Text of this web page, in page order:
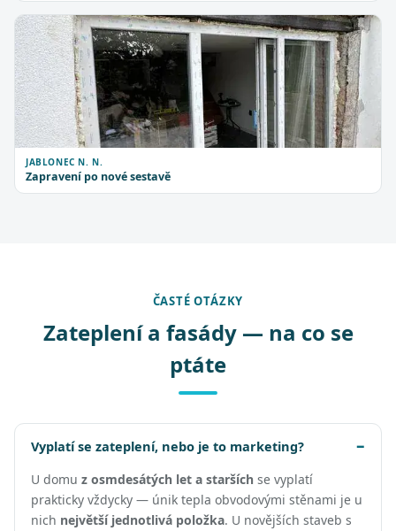
JABLONEC N. N.
Zapravení po nové sestavě
ČASTÉ OTÁZKY
Zateplení a fasády — na co se
ptáte
Vyplatí se zateplení, nebo je to marketing?
U domu z osmdesátých let a starších se vyplatí
prakticky vždycky — únik tepla obvodovými stěnami je u
nich největší jednotlivá položka. U novějších staveb s